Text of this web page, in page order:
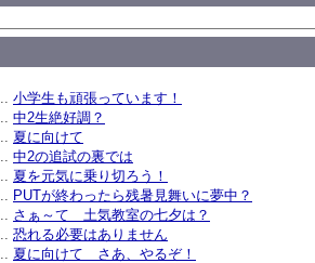
小学生も頑張っています！
中2生絶好調？
夏に向けて
中2の追試の裏では
夏を元気に乗り切ろう！
PUTが終わったら残暑見舞いに夢中？
さぁ～て 土気教室の七夕は？
恐れる必要はありません
夏に向けて さあ、やるぞ！